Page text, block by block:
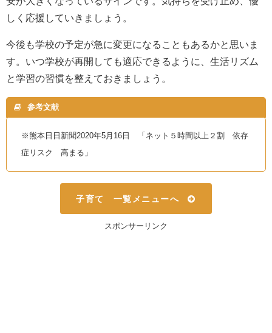
しく応援していきましょう。
今後も学校の予定が急に変更になることもあるかと思いま
す。いつ学校が再開しても適応できるように、生活リズム
と学習の習慣を整えておきましょう。
参考文献
※熊本日日新聞2020年5月16日 「ネット５時間以上２割 依存
症リスク 高まる」
子育て 一覧メニューへ
スポンサーリンク